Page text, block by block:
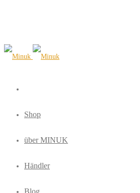
Shop
über MINUK
Händler
Blog